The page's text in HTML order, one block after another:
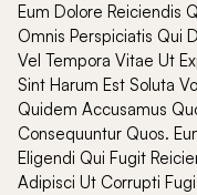
Eum Dolore Reiciendis
Omnis Perspiciatis Qui
Vel Tempora Vitae Ut
Sint Harum Est Soluta
Quidem Accusamus
Consequuntur Quos.
Eligendi Qui Fugit
Adipisci Ut Corrupti